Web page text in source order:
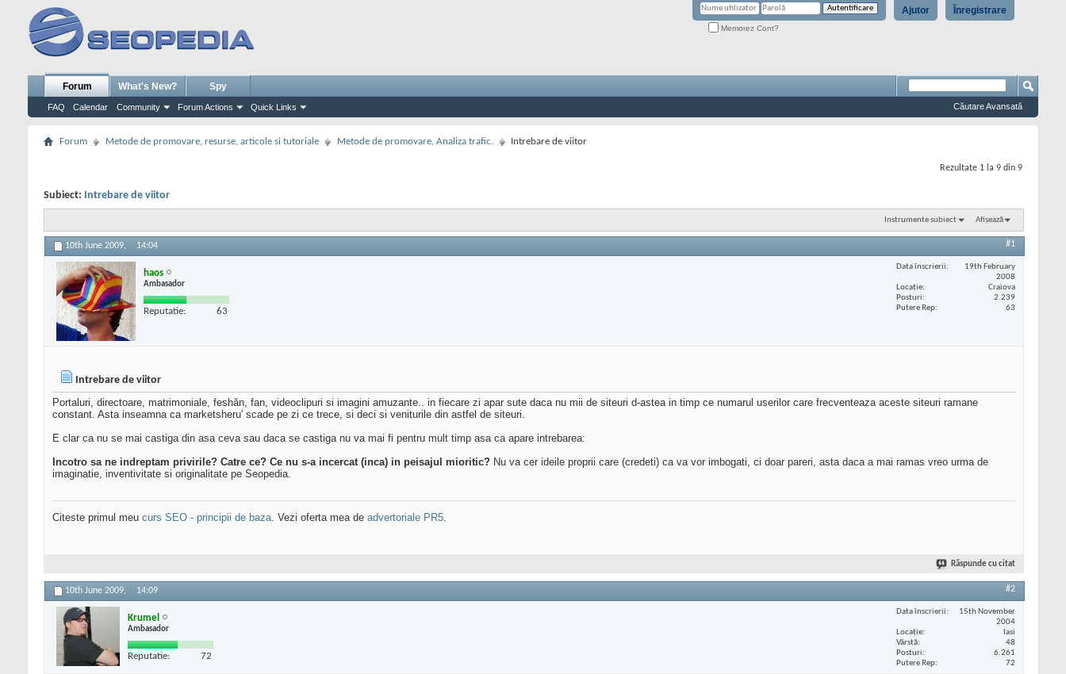
Înregistrare
Ajutor
Memorez Cont?
Forum
FAQ Calendar Community Forum Actions Quick Links
What's New? Spy
Căutare Avansată
Forum Metode de promovare, resurse, articole si tutoriale Metode de promovare, Analiza trafic. Intrebare de viitor
Rezultate 1 la 9 din 9
Subiect: Intrebare de viitor
Instrumente subiect Afișează
10th June 2009, 14:04 #1
haos
Ambasador
Reputatie: 63
Data înscrierii
19th February
2008
Locaţie
Craiova
Posturi
2.239
Putere Rep
63
Intrebare de viitor
Portaluri, directoare, matrimoniale, feshăn, fan, videoclipuri si imagini amuzante.. in fiecare zi apar sute daca nu mii de siteuri d-astea in timp ce numarul userilor care frecventeaza aceste siteuri ramane
constant. Asta inseamna ca marketsheru' scade pe zi ce trece, si deci si veniturile din astfel de siteuri.
E clar ca nu se mai castiga din asa ceva sau daca se castiga nu va mai fi pentru mult timp asa ca apare intrebarea:
Incotro sa ne indreptam privirile? Catre ce? Ce nu s-a incercat (inca) in peisajul mioritic? Nu va cer ideile proprii care (credeti) ca va vor imbogati, ci doar pareri, asta daca a mai ramas vreo urma de
imaginatie, inventivitate si originalitate pe Seopedia.
Citeste primul meu curs SEO - principii de baza. Vezi oferta mea de advertoriale PR5.
Răspunde cu citat
10th June 2009, 14:09 #2
Krumel
Ambasador
Reputatie: 72
Data înscrierii
15th November
2004
Locaţie
Iasi
Vârstă
48
Posturi
6.261
Putere Rep
72